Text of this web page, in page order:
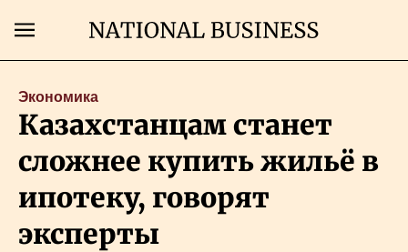
Главная
Бизнес
Экономика
Казахстанцам станет
сложнее купить жильё в
ипотеку, говорят
эксперты